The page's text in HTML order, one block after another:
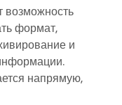
возможность
формат,
и
напрямую,